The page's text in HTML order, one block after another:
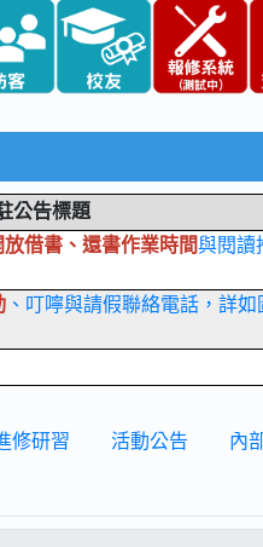
公告標題
放借書、還書作業時間與閱讀
、叮嚀與請假聯絡電話，詳
修研習 活動公告 內